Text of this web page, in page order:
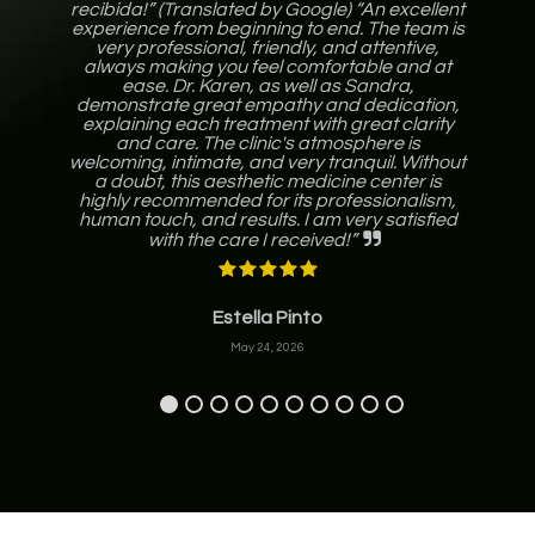
recibida!” (Translated by Google) “An excellent
experience from beginning to end. The team is
very professional, friendly, and attentive,
always making you feel comfortable and at
ease. Dr. Karen, as well as Sandra,
demonstrate great empathy and dedication,
explaining each treatment with great clarity
and care. The clinic's atmosphere is
welcoming, intimate, and very tranquil. Without
a doubt, this aesthetic medicine center is
highly recommended for its professionalism,
human touch, and results. I am very satisfied
with the care I received!”
Estella Pinto
May 24, 2026
May 20, 2026
her treatments.
Lucía Sanchiz Molina
April 1, 2025
February 18, 2025